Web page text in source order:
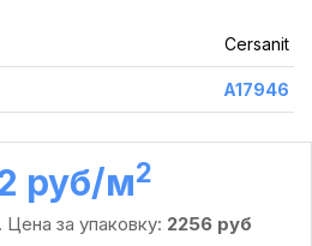
Cersanit
A17946
руб /м2
. Цена за упаковку: 2256 руб